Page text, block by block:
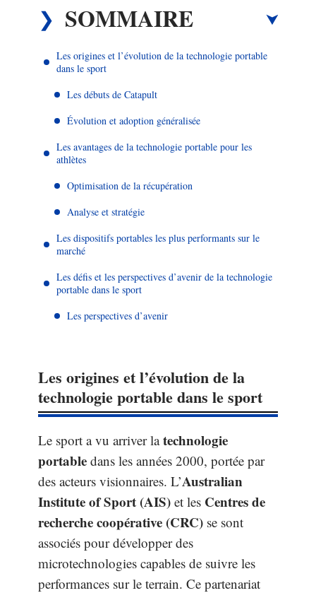
SOMMAIRE
Les origines et l’évolution de la technologie portable
dans le sport
Les débuts de Catapult
Évolution et adoption généralisée
Les avantages de la technologie portable pour les
athlètes
Optimisation de la récupération
Analyse et stratégie
Les dispositifs portables les plus performants sur le
marché
Les défis et les perspectives d’avenir de la technologie
portable dans le sport
Les perspectives d’avenir
Les origines et l’évolution de la
technologie portable dans le sport
Le sport a vu arriver latechnologie
portable dans les années 2000, portée par
des acteurs visionnaires. L’Australian
Institute of Sport (AIS) et les Centres de
recherche coopérative (CRC) se sont
associés pour développer des
microtechnologies capables de suivre les
performances sur le terrain. Ce partenariat